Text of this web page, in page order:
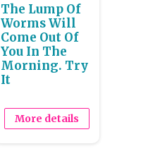
The Lump Of
Worms Will
Come Out Of
You In The
Morning. Try
It
More details